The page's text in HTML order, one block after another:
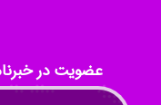
عضویت در